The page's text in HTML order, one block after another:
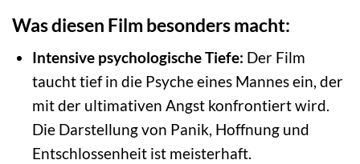
Was diesen Film besonders macht:
Intensive psychologische Tiefe: Der Film
taucht tief in die Psyche eines Mannes ein, der
mit der ultimativen Angst konfrontiert wird.
Die Darstellung von Panik, Hoffnung und
Entschlossenheit ist meisterhaft.